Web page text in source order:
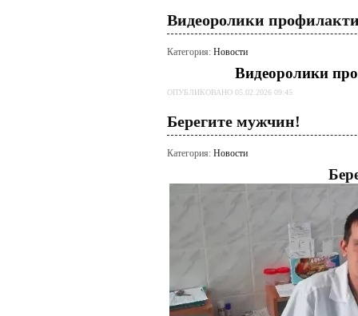
Видеоролики
Категория: Новости
Видеоролики
ОПУБЛИКОВАНО 05.02.2026 09:45
Берегите мужчин!
Категория: Новости